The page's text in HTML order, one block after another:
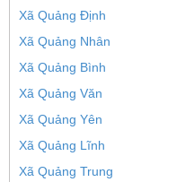
Xã Quảng Định
Xã Quảng Nhân
Xã Quảng Bình
Xã Quảng Văn
Xã Quảng Yên
Xã Quảng Lĩnh
Xã Quảng Trung